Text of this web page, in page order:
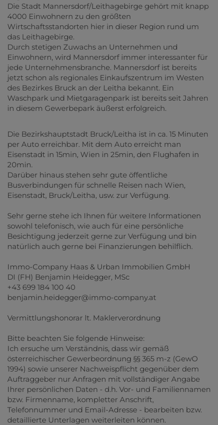
Die Stadt Mannersdorf/Leithagebirge gehört mit knapp
4000 Einwohnern zu den größten
Wirtschaftsstandorten hier in dieser Region rund um
das Leithagebirge.
Durch stetigen Zuwachs an Unternehmen und
Einwohnern, wird Mannersdorf immer interessanter für
jede Unternehmensbranche. Mannersdorf ist bereits
jetzt schon als regionales Einkaufszentrum im Westen
des Bezirkes Bruck an der Leitha bekannt. Ein
Waschpark und Mietgaragenpark ist bereits seit Jahren
in diesem Gewerbepark äußerst erfolgreich.
Die Bezirkshauptstadt Bruck/Leitha ist in ca. 15 Minuten
per Auto erreichbar. Mit dem Auto erreicht man
Eisenstadt in 15min, Wien in 25min, den Flughafen in
20min.
Darüber hinaus stehen sehr gute öffentliche
Busverbindungen für schnelle Reisen nach Wien,
Eisenstadt, Bruck/Leitha, usw. zur Verfügung.
Sehr gerne stehe ich Ihnen für weitere Informationen
sowohl telefonisch, wie auch für eine persönliche
Besichtigung jederzeit gerne zur Verfügung und bin
natürlich auch gerne bei Finanzierungen behilflich.
Immo-Company Haas & Urban Immobilien GmbH
DI (FH) Benjamin Heidegger, MSc
+43 699 184 100 40
benjamin.heidegger@immo-company.at
Vermittlungshonorar lt. Maklerverordnung
Bitte beachten Sie folgende Hinweise:
Ich ersuche um Verständnis, dass wir gemäß
österreichischer Gewerbeordnung §§ 365 m-z (GewO
1994) sowie unserer Nachweispflicht gegenüber dem
Auftraggeber nur Anfragen mit vollständiger Angabe
Ihrer persönlichen Daten - d.h. Vor- und Familiennamen
bzw. Firmenname, kompletter Anschrift,
Telefonnummer und Email-Adresse - bearbeiten bzw.
detaillierte Unterlagen weiterleiten können.